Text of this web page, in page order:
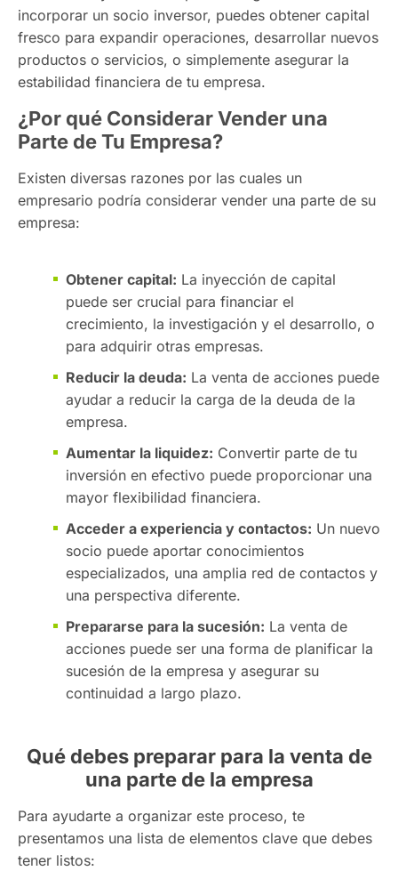
incorporar un socio inversor, puedes obtener capital
fresco para expandir operaciones, desarrollar nuevos
productos o servicios, o simplemente asegurar la
estabilidad financiera de tu empresa.
¿Por qué Considerar Vender una
Parte de Tu Empresa?
Existen diversas razones por las cuales un
empresario podría considerar vender una parte de su
empresa:
Obtener capital: La inyección de capital
puede ser crucial para financiar el
crecimiento, la investigación y el desarrollo, o
para adquirir otras empresas.
Reducir la deuda: La venta de acciones puede
ayudar a reducir la carga de la deuda de la
empresa.
Aumentar la liquidez: Convertir parte de tu
inversión en efectivo puede proporcionar una
mayor flexibilidad financiera.
Acceder a experiencia y contactos: Un nuevo
socio puede aportar conocimientos
especializados, una amplia red de contactos y
una perspectiva diferente.
Prepararse para la sucesión: La venta de
acciones puede ser una forma de planificar la
sucesión de la empresa y asegurar su
continuidad a largo plazo.
Qué debes preparar para la venta de
una parte de la empresa
Para ayudarte a organizar este proceso, te
presentamos una lista de elementos clave que debes
tener listos: